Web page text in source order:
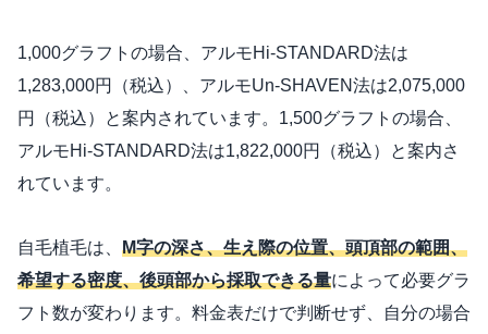
1,000グラフトの場合、アルモHi-STANDARD法は
1,283,000円（税込）、アルモUn-SHAVEN法は2,075,000
円（税込）と案内されています。1,500グラフトの場合、
アルモHi-STANDARD法は1,822,000円（税込）と案内さ
れています。
自毛植毛は、 M字の深さ、生え際の位置、頭頂部の範囲、
希望する密度、後頭部から採取できる量によって必要グラ
フト数が変わります。料金表だけで判断せず、自分の場合